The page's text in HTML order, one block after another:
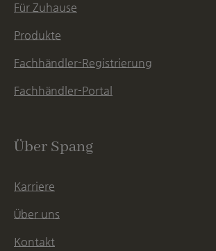
Für Zuhause
Produkte
Fachhändler-Registrierung
Fachhändler-Portal
Über Spang
Karriere
Über uns
Kontakt